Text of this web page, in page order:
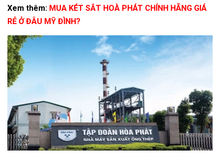
Xem thêm: MUA KÉT SẮT HOÀ PHÁT CHÍNH HÃNG GIÁ
RẺ Ở ĐÂU MỸ ĐÌNH?